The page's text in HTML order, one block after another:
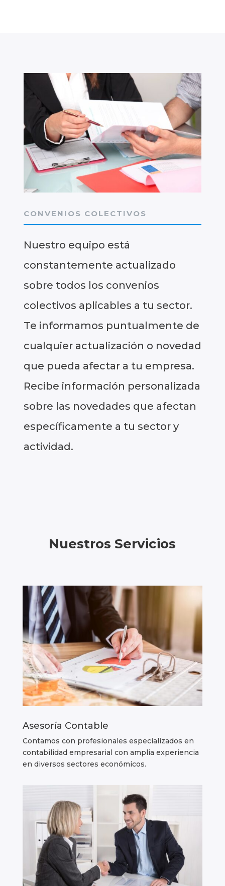
CONVENIOS COLECTIVOS
Nuestro equipo está
constantemente actualizado
sobre todos los convenios
colectivos aplicables a tu sector.
Te informamos puntualmente de
cualquier actualización o novedad
que pueda afectar a tu empresa.
Recibe información personalizada
sobre las novedades que afectan
específicamente a tu sector y
actividad.
Nuestros Servicios
Asesoría Contable
Contamos con profesionales especializados en
contabilidad empresarial con amplia experiencia
en diversos sectores económicos.